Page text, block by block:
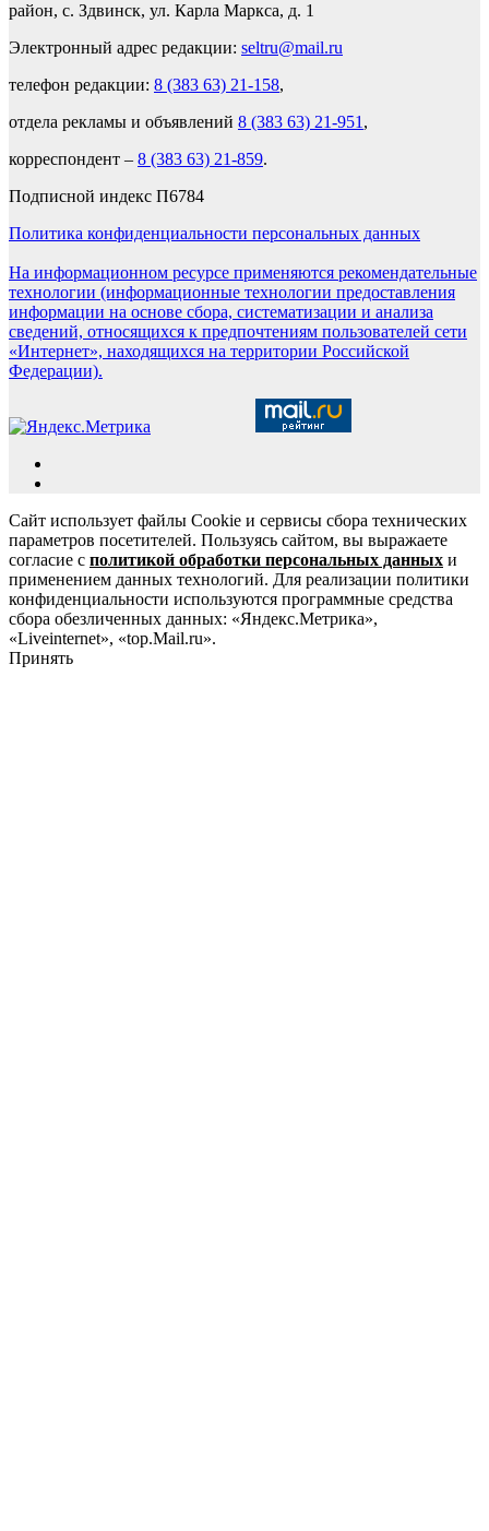
район, с. Здвинск, ул. Карла Маркса, д. 1
Электронный адрес редакции: seltru@mail.ru
телефон редакции: 8 (383 63) 21-158,
отдела рекламы и объявлений 8 (383 63) 21-951 ,
корреспондент – 8 (383 63) 21-859.
Подписной индекс П6784
Политика конфиденциальности персональных данных
На информационном ресурсе применяются рекомендательные
технологии (информационные технологии предоставления
информации на основе сбора, систематизации и анализа
сведений, относящихся к предпочтениям пользователей сети
«Интернет», находящихся на территории Российской
Федерации).
Сайт использует файлы Cookie и сервисы сбора технических
параметров посетителей. Пользуясь сайтом, вы выражаете
согласие с политикой обработки персональных данных и
применением данных технологий. Для реализации политики
конфиденциальности используются программные средства
сбора обезличенных данных: «Яндекс.Метрика»,
«Liveinternet», «top.Mail.ru».
Принять